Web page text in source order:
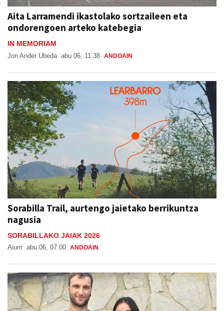
Aita Larramendi ikastolako sortzaileen eta
ondorengoen arteko katebegia
IN MEMORIAM
Jon Ander Ubeda abu 06, 11:38 ANDOAIN
Sorabilla Trail, aurtengo jaietako berrikuntza
nagusia
SORABILLAKO JAIAK 2026
Aiurri abu 06, 07:00 ANDOAIN